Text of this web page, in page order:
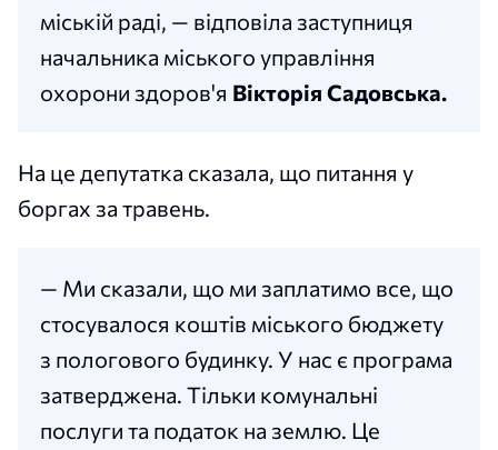
міській раді, — відповіла заступниця
начальника міського управління
охорони здоров'я Вікторія Садовська.
На це депутатка сказала, що питання у
боргах за травень.
— Ми сказали, що ми заплатимо все, що
стосувалося коштів міського бюджету
з пологового будинку. У нас є програма
затверджена. Тільки комунальні
послуги та податок на землю. Це